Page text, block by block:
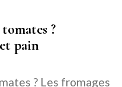
?
pain
? Les fromages